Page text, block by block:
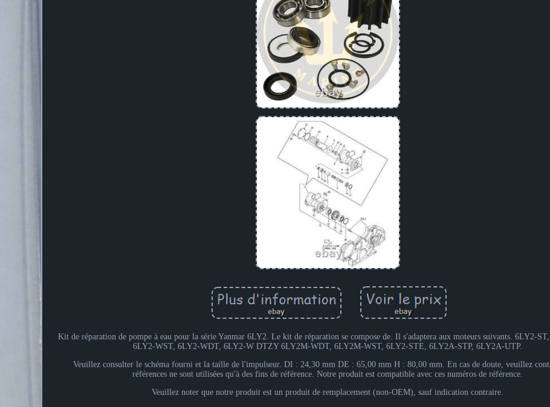
Kit de réparation de pompe à eau pour la série Yanmar 6LY2. Le kit de réparation se compose de. Il s'adaptera aux moteurs suivants. 6LY2-
6LY2-WST, 6LY2-WDT, 6LY2-W DTZY 6LY2M-WDT, 6LY2M-WST, 6LY2-STE, 6LY2A-STP, 6LY2A-UTP.
Veuillez consulter le schéma fourni et la taille de l'impulseur. DI : 24,30 mm DE : 65,00 mm H : 80,00 mm. En cas de doute, veuillez
références ne sont utilisées qu'à des fins de référence. Notre produit est compatible avec ces numéros de référence.
Veuillez noter que notre produit est un produit de remplacement (non-OEM), sauf indication contraire.